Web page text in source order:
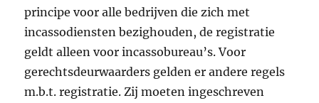
principe voor alle bedrijven die zich met
incassodiensten bezighouden, de registratie
geldt alleen voor incassobureau’s. Voor
gerechtsdeurwaarders gelden er andere regels
m.b.t. registratie. Zij moeten ingeschreven